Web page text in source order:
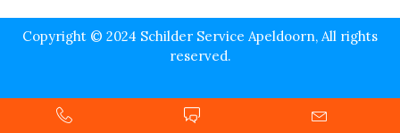
Copyright © 2024 Schilder Service Apeldoorn, All rights
reserved.